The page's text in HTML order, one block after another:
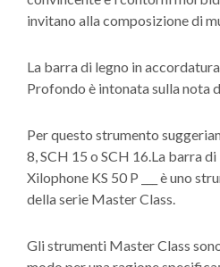
invitano alla composizione di
La barra di legno in
Profondo è intonata sulla nota
Per questo strumento
8, SCH 15 o SCH 16.La barra
Xilophone KS 50 P ___ è uno
della serie Master Class.
Gli strumenti Master Class